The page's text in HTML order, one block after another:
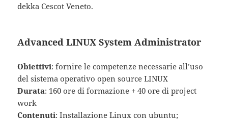
dekka Cescot Veneto.
Advanced LINUX System Administrator
Obiettivi: fornire le competenze necessarie all’uso
del sistema operativo open source LINUX
Durata: 160 ore di formazione + 40 ore di project
work
Contenuti: Installazione Linux con ubuntu;